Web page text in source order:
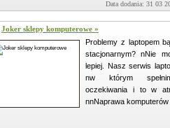
Data dodania: 31 03
Joker sklepy komputerowe »
Problemy z laptopem
stacjonarnym? nNie
lepiej. Nasz serwis
nw którym
oczekiwania i to w
nnNaprawa komputerów